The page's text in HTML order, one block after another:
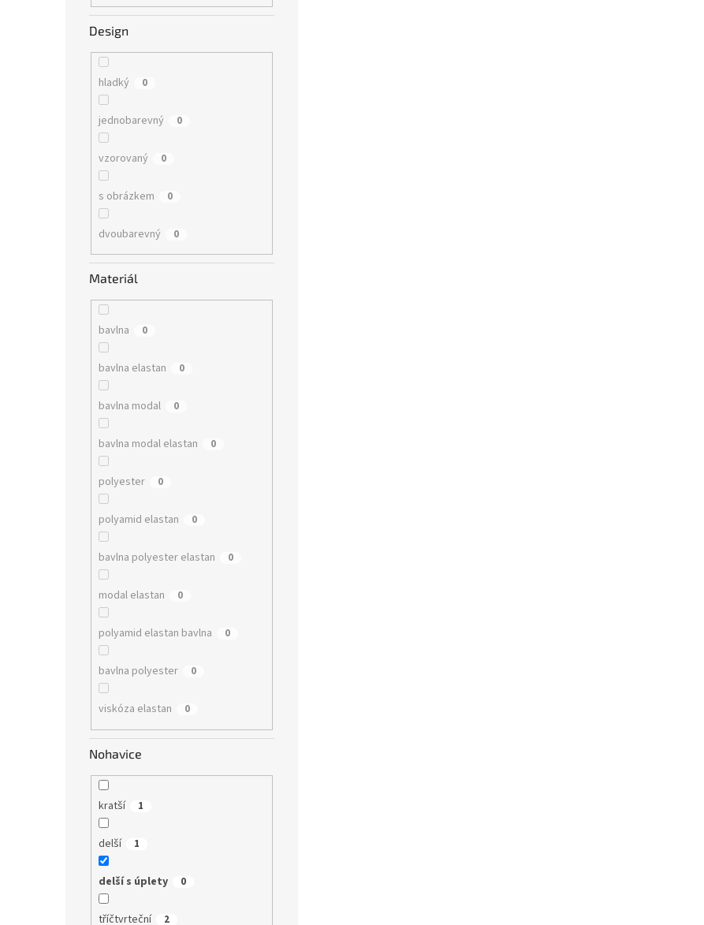
Design
hladký 0
jednobarevný 0
vzorovaný 0
s obrázkem 0
dvoubarevný 0
Materiál
bavlna 0
bavlna elastan 0
bavlna modal 0
bavlna modal elastan 0
polyester 0
polyamid elastan 0
bavlna polyester elastan 0
modal elastan 0
polyamid elastan bavlna 0
bavlna polyester 0
viskóza elastan 0
Nohavice
kratší 1
delší 1
delší s úplety 0
tříčtvrteční 2